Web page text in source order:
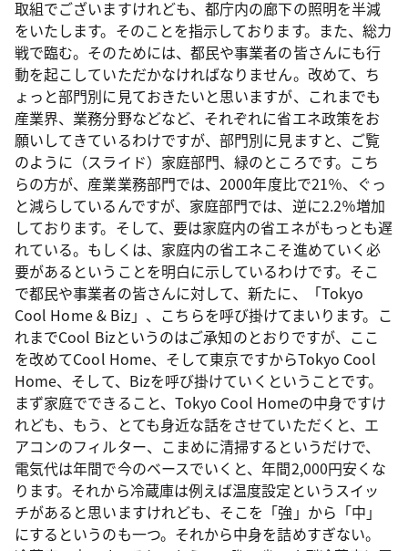
取組でございますけれども、都庁内の廊下の照明を半減
をいたします。そのことを指示しております。また、総力
戦で臨む。そのためには、都民や事業者の皆さんにも行
動を起こしていただかなければなりません。改めて、ち
ょっと部門別に見ておきたいと思いますが、これまでも
産業界、業務分野などなど、それぞれに省エネ政策をお
願いしてきているわけですが、部門別に見ますと、ご覧
のように（スライド）家庭部門、緑のところです。こち
らの方が、産業業務部門では、2000年度比で21％、ぐっ
と減らしているんですが、家庭部門では、逆に2.2％増加
しております。そして、要は家庭内の省エネがもっとも遅
れている。もしくは、家庭内の省エネこそ進めていく必
要があるということを明白に示しているわけです。そこ
で都民や事業者の皆さんに対して、新たに、「Tokyo
Cool Home & Biz」、こちらを呼び掛けてまいります。こ
れまでCool Bizというのはご承知のとおりですが、ここ
を改めてCool Home、そして東京ですからTokyo Cool
Home、そして、Bizを呼び掛けていくということです。
まず家庭でできること、Tokyo Cool Homeの中身ですけ
れども、もう、とても身近な話をさせていただくと、エ
アコンのフィルター、こまめに清掃するというだけで、
電気代は年間で今のベースでいくと、年間2,000円安くな
ります。それから冷蔵庫は例えば温度設定というスイッ
チがあると思いますけれども、そこを「強」から「中」
にするというのも一つ。それから中身を詰めすぎない。